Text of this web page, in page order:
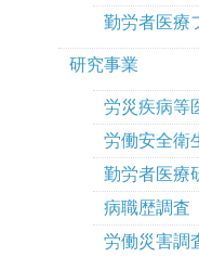
勤労者医療
研究事業
労災疾病等
労働安全衛
勤労者医療
病職歴調査
労働災害調